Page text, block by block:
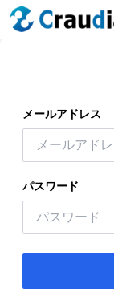
メールアドレス
パスワード